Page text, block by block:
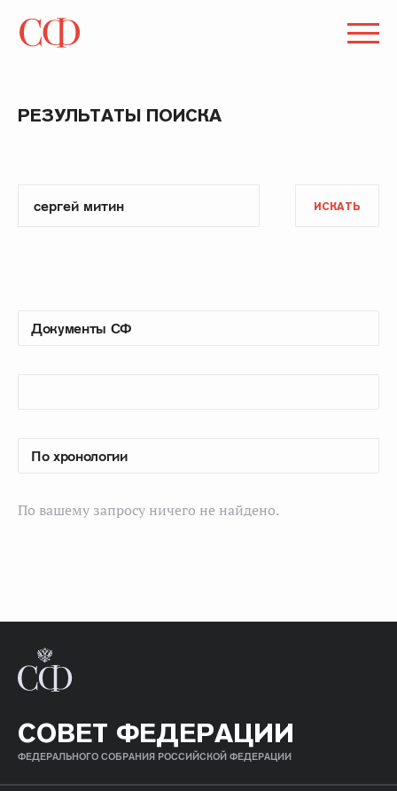
РЕЗУЛЬТАТЫ ПОИСКА
ИСКАТЬ
По вашему запросу ничего не найдено.
СОВЕТ ФЕДЕРАЦИИ
ФЕДЕРАЛЬНОГО СОБРАНИЯ РОССИЙСКОЙ ФЕДЕРАЦИИ